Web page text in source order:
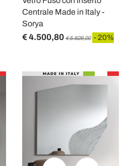
Centrale Made in Italy -
Sorya
€ 4.500,80 € 5.626,00 - 20%